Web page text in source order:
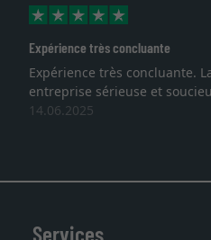
nous sommes face à une
Services